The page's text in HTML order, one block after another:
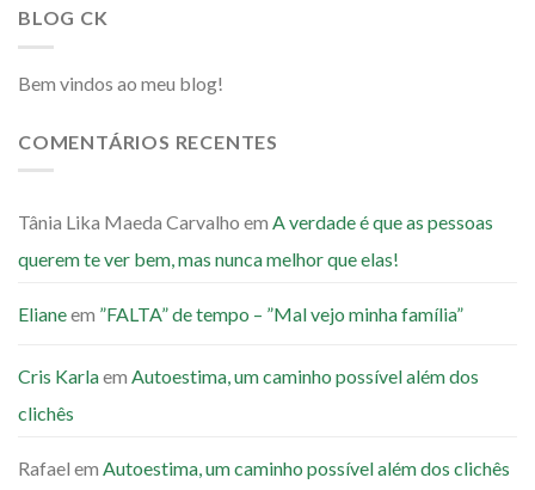
BLOG CK
Bem vindos ao meu blog!
COMENTÁRIOS RECENTES
Tânia Lika Maeda Carvalho em A verdade é que as pessoas
querem te ver bem, mas nunca melhor que elas!
Elianeem ”FALTA” de tempo – ”Mal vejo minha família”
Cris Karlaem Autoestima, um caminho possível além dos
clichês
Rafael em Autoestima, um caminho possível além dos clichês